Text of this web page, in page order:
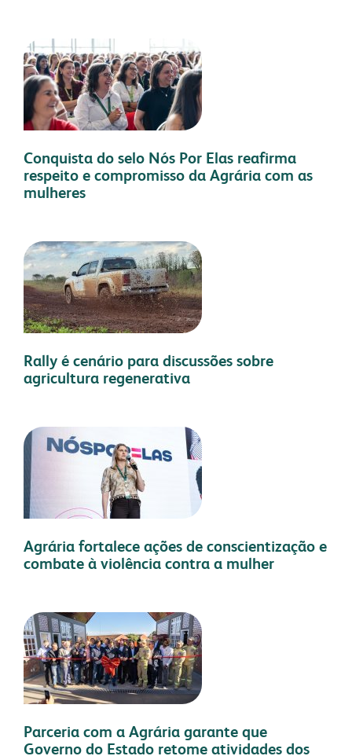
Conquista do selo Nós Por Elas reafirma
respeito e compromisso da Agrária com as
mulheres
Rally é cenário para discussões sobre
agricultura regenerativa
Agrária fortalece ações de conscientização e
combate à violência contra a mulher
Parceria com a Agrária garante que
Governo do Estado retome atividades dos